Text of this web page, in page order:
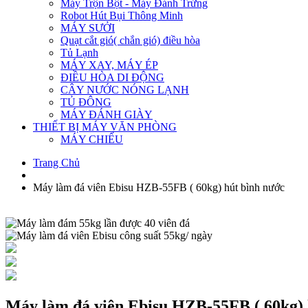
Máy Trộn Bột - Máy Đánh Trứng
Robot Hút Bụi Thông Minh
MÁY SƯỞI
Quạt cắt gió( chắn gió) điều hòa
Tủ Lạnh
MÁY XAY, MÁY ÉP
ĐIỀU HÒA DI ĐỘNG
CÂY NƯỚC NÓNG LẠNH
TỦ ĐÔNG
MÁY ĐÁNH GIÀY
THIẾT BỊ MÁY VĂN PHÒNG
MÁY CHIẾU
Trang Chủ
Máy làm đá viên Ebisu HZB-55FB ( 60kg) hút bình nước